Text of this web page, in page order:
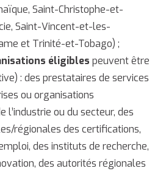
Saint-Christophe-et-
Saint-Vincent-et-les-
et Trinité-et-Tobago) ;
éligibles peuvent être
: des prestataires de services
ou organisations
l’industrie ou du secteur, des
régionales des certifications,
des instituts de recherche,
des autorités régionales